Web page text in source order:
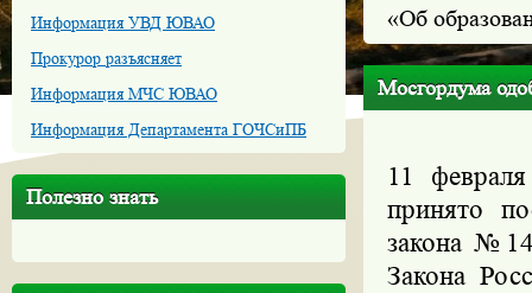
Информация УВД ЮВАО
Прокурор разъясняет
Информация МЧС ЮВАО
Информация Департамента ГОЧСиПБ
Полезно знать
«Об
Мосгордума
11
принято
закона
Закона